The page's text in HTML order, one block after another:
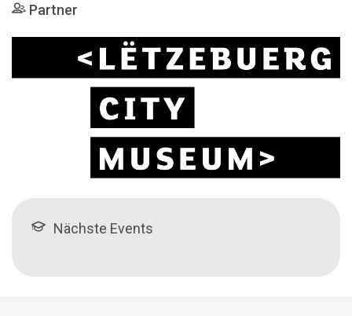
Partner
Nächste Events